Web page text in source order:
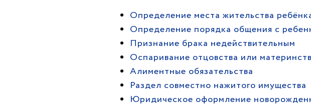
Определение места жительства
Определение порядка общения с
Признание брака недействительным
Оспаривание отцовства или
Алиментные обязательства
Раздел совместно нажитого имущества
Юридическое оформление